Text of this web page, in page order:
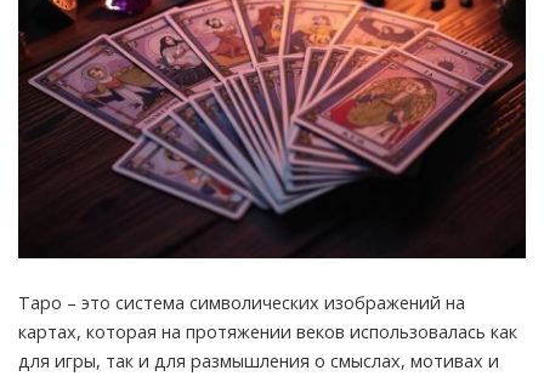
Таро – это система символических изображений на
картах, которая на протяжении веков использовалась как
для игры, так и для размышления о смыслах, мотивах и